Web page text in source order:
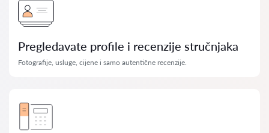
Pregledavate profile i recenzije stručnjaka
Fotografije, usluge, cijene i samo autentične recenzije.